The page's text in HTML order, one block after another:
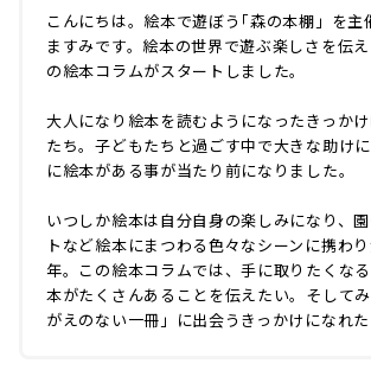
こんにちは。絵本で遊ぼう｢森の本棚」を主
ますみです。絵本の世界で遊ぶ楽しさを伝え
の絵本コラムがスタートしました。
大人になり絵本を読むようになったきっか
たち。子どもたちと過ごす中で大きな助け
に絵本がある事が当たり前になりました。
いつしか絵本は自分自身の楽しみになり、
トなど絵本にまつわる色々なシーンに携わ
年。この絵本コラムでは、手に取りたくな
本がたくさんあることを伝えたい。そして
がえのない一冊」に出会うきっかけになれた